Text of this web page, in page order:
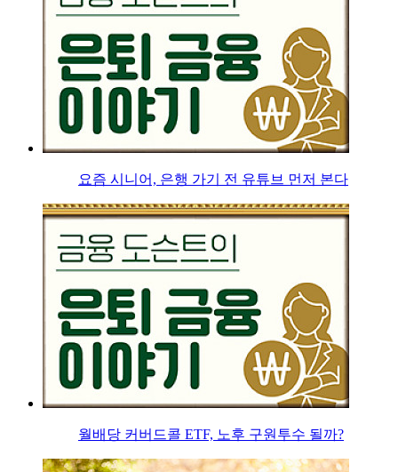
요즘 시니어, 은행 가기 전 유튜브 먼저 본다
월배당 커버드콜 ETF, 노후 구원투수 될까?